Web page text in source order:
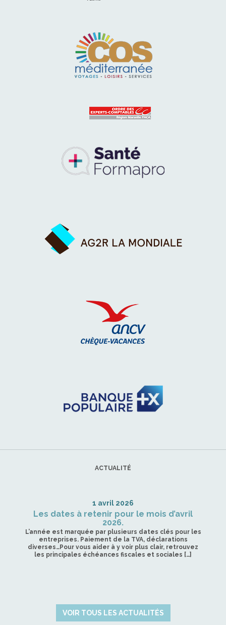
ACTUALITÉ
1 avril 2026
Les dates à retenir pour le mois d’avril
2026.
L’année est marquée par plusieurs dates clés pour les
entreprises. Paiement de la TVA, déclarations
diverses…Pour vous aider à y voir plus clair, retrouvez
les principales échéances fiscales et sociales […]
VOIR TOUS LES ACTUALITÉS